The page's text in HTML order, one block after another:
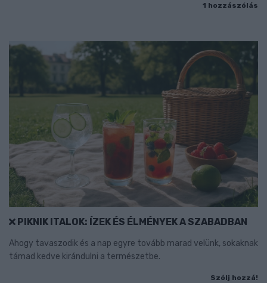
1 hozzászólás
PIKNIK ITALOK: ÍZEK ÉS ÉLMÉNYEK A SZABADBAN
Ahogy tavaszodik és a nap egyre tovább marad velünk, sokaknak
támad kedve kirándulni a természetbe.
Szólj hozzá!